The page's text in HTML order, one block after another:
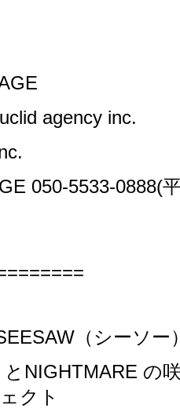
agency inc.
050-5533-0888(
（シーソー
と NIGHTMARE の
クト